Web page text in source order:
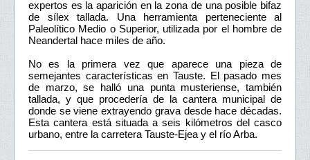
expertos es la aparición en la zona de una posible bifaz
de sílex tallada. Una herramienta perteneciente al
Paleolítico Medio o Superior, utilizada por el hombre de
Neandertal hace miles de año.
No es la primera vez que aparece una pieza de
semejantes características en Tauste. El pasado mes
de marzo, se halló una punta musteriense, también
tallada, y que procedería de la cantera municipal de
donde se viene extrayendo grava desde hace décadas.
Esta cantera está situada a seis kilómetros del casco
urbano, entre la carretera Tauste-Ejea y el río Arba.